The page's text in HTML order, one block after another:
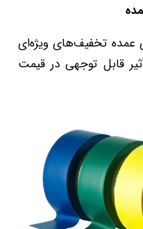
عمده تخفیف‌های ویژه‌ای
قابل توجهی در قیمت